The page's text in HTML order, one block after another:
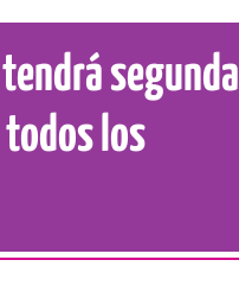
segunda
los